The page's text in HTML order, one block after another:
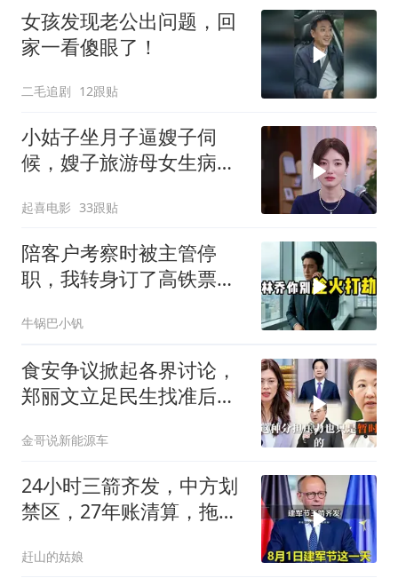
女孩发现老公出问题，回
家一看傻眼了！
二毛追剧 12跟贴
小姑子坐月子逼嫂子伺
候，嫂子旅游母女生病反
起喜电影 33跟贴
陪客户考察时被主管停
职，我转身订了高铁票。
亿合同没你根本签不了
牛锅巴小钒
食安争议掀起各界讨论，
郑丽文立足民生找准后续
金哥说新能源车
24小时三箭齐发，中方划
禁区，27年账清算，拖船
赶山的姑娘